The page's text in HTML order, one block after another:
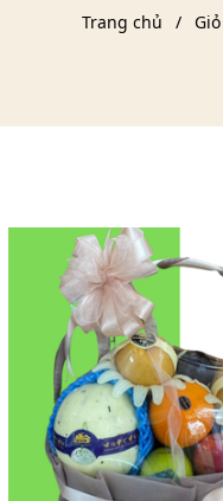
Trang chủ